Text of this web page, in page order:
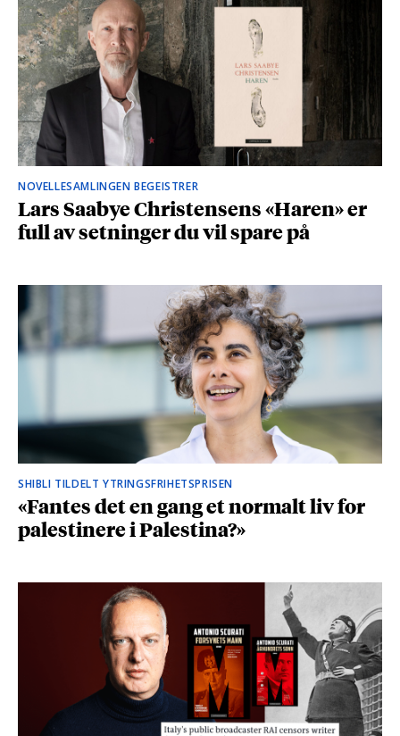
NOVELLESAMLINGEN BEGEISTRER
Lars Saabye Christensens «Haren» er
full av setninger du vil spare på
SHIBLI TILDELT YTRINGSFRIHETSPRISEN
«Fantes det en gang et normalt liv for
palestinere i Palestina?»